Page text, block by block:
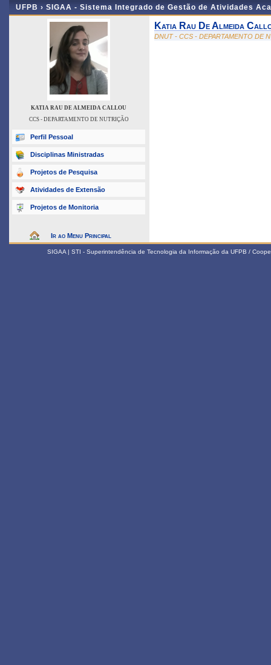
UFPB › SIGAA - Sistema Integrado de Gestão de Atividades
KATIA RAU DE ALMEIDA CALLOU
CCS - DEPARTAMENTO DE NUTRIÇÃO
Perfil Pessoal
Disciplinas Ministradas
Projetos de Pesquisa
Atividades de Extensão
Projetos de Monitoria
Ir ao Menu Principal
Katia Rau De Almeida
DNUT - CCS - DEPARTAMENTO DE
SIGAA | STI - Superintendência de Tecnologia da Informação da UFPB /